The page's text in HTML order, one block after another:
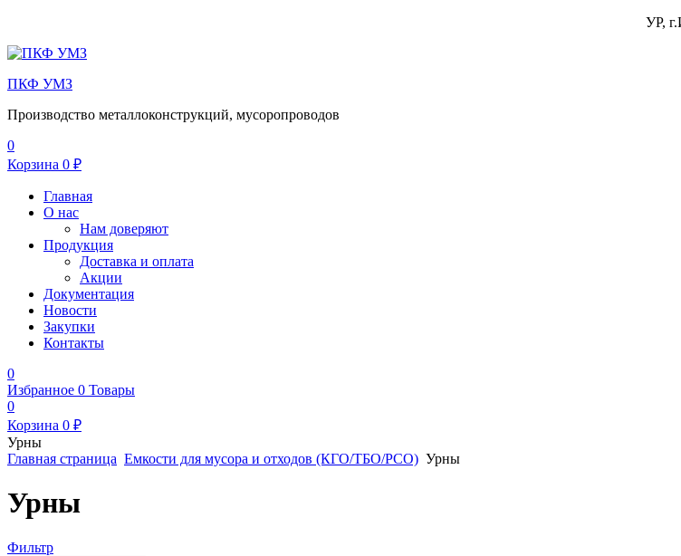
УР,
Меню
ПКФ УМЗ
Производство металлоконструкций, мусоропроводов
0
Корзина 0 ₽
Главная
О нас
Нам доверяют
Продукция
Доставка и оплата
Акции
Документация
Новости
Закупки
Контакты
0
Избранное 0 Товары
0
Корзина 0 ₽
Урны
Главная страница Емкости для мусора и отходов (КГО/ТБО/РСО) Урны
Урны
Фильтр